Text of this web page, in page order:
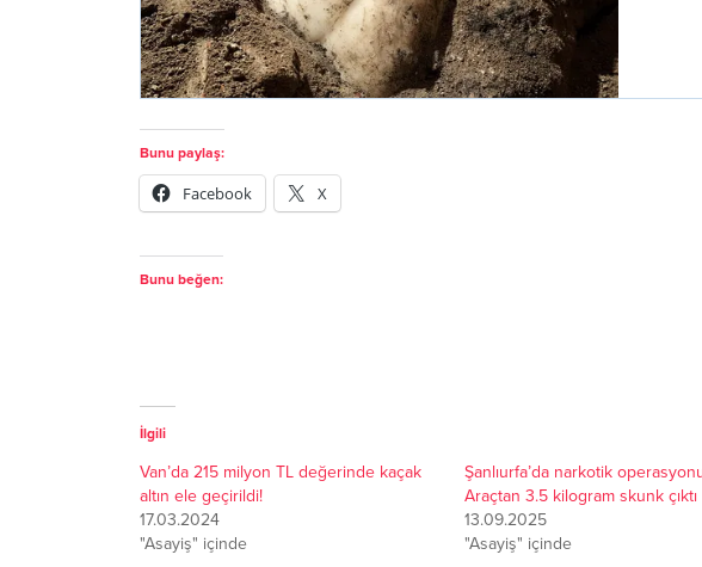
Bunu paylaş:
Facebook X
Bunu beğen:
İlgili
Van’da 215 milyon TL değerinde kaçak
altın ele geçirildi!
17.03.2024
"Asayiş" içinde
Şanlıurfa’da narkotik
Araçtan 3.5 kilogram skunk çıktı
13.09.2025
"Asayiş" içinde